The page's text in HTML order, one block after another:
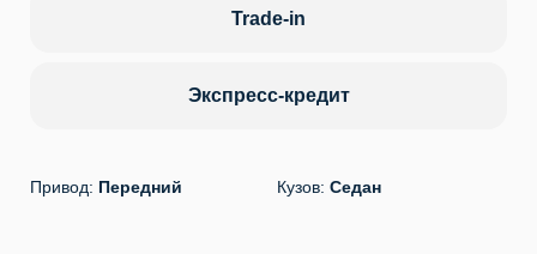
Trade-in
Экспресс-кредит
Привод: Передний Кузов: Седан